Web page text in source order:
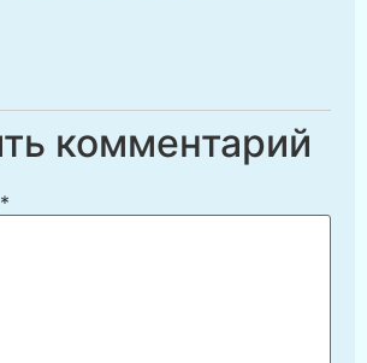
комментарий
*